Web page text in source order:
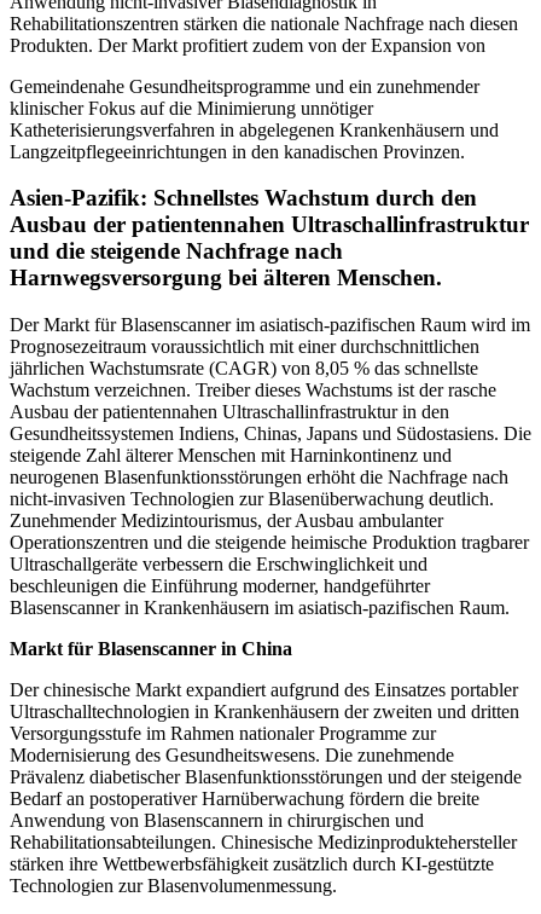
Rehabilitationszentren stärken die nationale Nachfrage nach diesen
Produkten. Der Markt profitiert zudem von der Expansion von
Gemeindenahe Gesundheitsprogramme und ein zunehmender
klinischer Fokus auf die Minimierung unnötiger
Katheterisierungsverfahren in abgelegenen Krankenhäusern und
Langzeitpflegeeinrichtungen in den kanadischen Provinzen.
Asien-Pazifik: Schnellstes Wachstum durch den
Ausbau der patientennahen Ultraschallinfrastruktur
und die steigende Nachfrage nach
Harnwegsversorgung bei älteren Menschen.
Der Markt für Blasenscanner im asiatisch-pazifischen Raum wird im
Prognosezeitraum voraussichtlich mit einer durchschnittlichen
jährlichen Wachstumsrate (CAGR) von 8,05 % das schnellste
Wachstum verzeichnen. Treiber dieses Wachstums ist der rasche
Ausbau der patientennahen Ultraschallinfrastruktur in den
Gesundheitssystemen Indiens, Chinas, Japans und Südostasiens. Die
steigende Zahl älterer Menschen mit Harninkontinenz und
neurogenen Blasenfunktionsstörungen erhöht die Nachfrage nach
nicht-invasiven Technologien zur Blasenüberwachung deutlich.
Zunehmender Medizintourismus, der Ausbau ambulanter
Operationszentren und die steigende heimische Produktion tragbarer
Ultraschallgeräte verbessern die Erschwinglichkeit und
beschleunigen die Einführung moderner, handgeführter
Blasenscanner in Krankenhäusern im asiatisch-pazifischen Raum.
Markt für Blasenscanner in China
Der chinesische Markt expandiert aufgrund des Einsatzes portabler
Ultraschalltechnologien in Krankenhäusern der zweiten und dritten
Versorgungsstufe im Rahmen nationaler Programme zur
Modernisierung des Gesundheitswesens. Die zunehmende
Prävalenz diabetischer Blasenfunktionsstörungen und der steigende
Bedarf an postoperativer Harnüberwachung fördern die breite
Anwendung von Blasenscannern in chirurgischen und
Rehabilitationsabteilungen. Chinesische Medizinproduktehersteller
stärken ihre Wettbewerbsfähigkeit zusätzlich durch KI-gestützte
Technologien zur Blasenvolumenmessung.